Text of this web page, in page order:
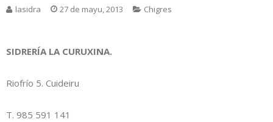
lasidra 27 de mayu, 2013 Chigres
SIDRERÍA LA CURUXINA.
Riofrío 5. Cuideiru
T. 985 591 141